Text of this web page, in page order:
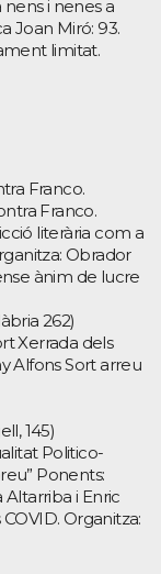
nens i nenes a
Joan Miró: 93.
limitat.
Franco.
Franco.
literària com a
Obrador
ànim de lucre
262)
Xerrada dels
Alfons Sort arreu
145)
Politico-
Ponents:
i Enric
Organitza: